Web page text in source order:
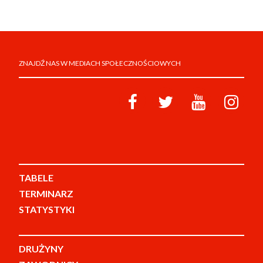
ZNAJDŹ NAS W MEDIACH SPOŁECZNOŚCIOWYCH
TABELE
TERMINARZ
STATYSTYKI
DRUŻYNY